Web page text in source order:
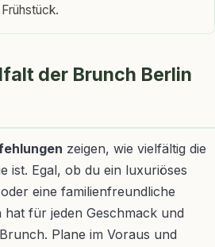
der Brunch Berlin
zeigen, wie vielfältig die
ist. Egal, ob du ein luxuriöses
eine familienfreundliche
hat für jeden Geschmack und
Plane im Voraus und